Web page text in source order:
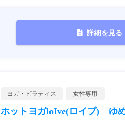
詳細を見る
ヨガ・ピラティス 女性専用
ホットヨガloIve(ロイブ) ゆ